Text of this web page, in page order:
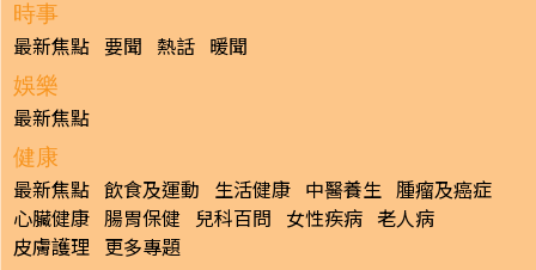
時事
最新焦點 要聞 熱話 暖聞
娛樂
最新焦點
健康
最新焦點 飲食及運動 生活健康 中醫養生 腫瘤及癌症
心臟健康 腸胃保健 兒科百問 女性疾病 老人病
皮膚護理 更多專題